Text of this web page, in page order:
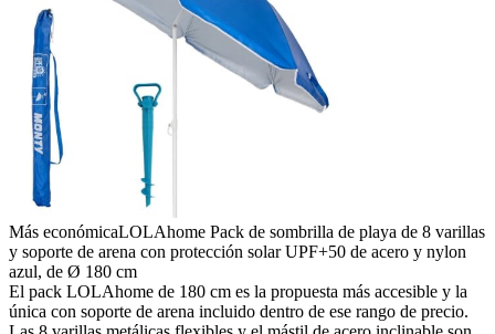
Más económicaLOLAhome Pack de sombrilla de playa de 8 varillas
y soporte de arena con protección solar UPF+50 de acero y nylon
azul, de Ø 180 cm
El pack LOLAhome de 180 cm es la propuesta más accesible y la
única con soporte de arena incluido dentro de ese rango de precio.